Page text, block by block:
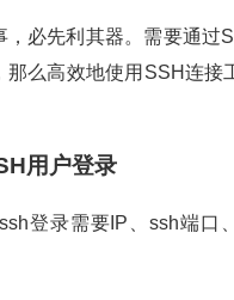
，必先利其器。需要通过
那么高效地使用SSH连接
用户登录
登录需要IP、ssh端口